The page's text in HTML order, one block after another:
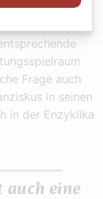
hier gelingt,
Frage auch
in seinen
in der Enzyklika
auch eine